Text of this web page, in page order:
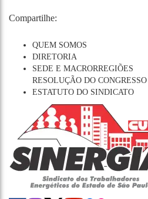
Compartilhe:
QUEM SOMOS
DIRETORIA
SEDE E MACRORREGIÕES
RESOLUÇÃO DO CONGRESSO
ESTATUTO DO SINDICATO